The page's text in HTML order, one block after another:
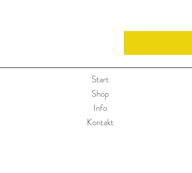
Start
Shop
Info
Kontakt